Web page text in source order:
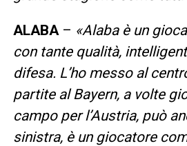
ALABA– «Alaba è un
con tante qualità,
difesa. L’ho messo al
partite al Bayern, a volte
campo per l’Austria, può
sinistra, è un giocatore